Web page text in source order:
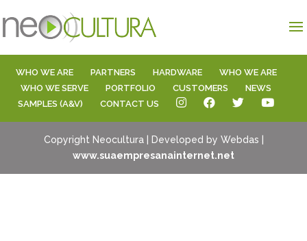
WHO WE ARE PARTNERS HARDWARE
WHO WE ARE
WHO WE SERVE
PORTFOLIO CUSTOMERS
NEWS
SAMPLES (A&V)
CONTACT US
Copyright Neocultura | Developed by Webdas |
www.suaempresanainternet.net